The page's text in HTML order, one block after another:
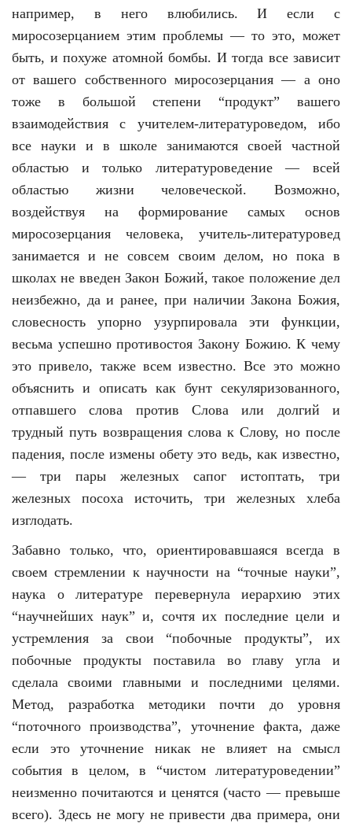
например, в него влюбились. И если с
миросозерцанием этим проблемы — то это, может
быть, и похуже атомной бомбы. И тогда все зависит
от вашего собственного миросозерцания — а оно
тоже в большой степени “продукт” вашего
взаимодействия с учителем-литературоведом, ибо
все науки и в школе занимаются своей частной
областью и только литературоведение — всей
областью жизни человеческой. Возможно,
воздействуя на формирование самых основ
миросозерцания человека, учитель-литературовед
занимается и не совсем своим делом, но пока в
школах не введен Закон Божий, такое положение дел
неизбежно, да и ранее, при наличии Закона Божия,
словесность упорно узурпировала эти функции,
весьма успешно противостоя Закону Божию. К чему
это привело, также всем известно. Все это можно
объяснить и описать как бунт секуляризованного,
отпавшего слова против Слова или долгий и
трудный путь возвращения слова к Слову, но после
падения, после измены обету это ведь, как известно,
— три пары железных сапог истоптать, три
железных посоха источить, три железных хлеба
изглодать.
Забавно только, что, ориентировавшаяся всегда в
своем стремлении к научности на “точные науки”,
наука о литературе перевернула иерархию этих
“научнейших наук” и, сочтя их последние цели и
устремления за свои “побочные продукты”, их
побочные продукты поставила во главу угла и
сделала своими главными и последними целями.
Метод, разработка методики почти до уровня
“поточного производства”, уточнение факта, даже
если это уточнение никак не влияет на смысл
события в целом, в “чистом литературоведении”
неизменно почитаются и ценятся (часто — превыше
всего). Здесь не могу не привести два примера, они